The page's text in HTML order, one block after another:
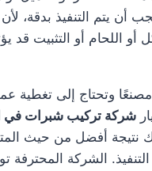
أن يتم التنفيذ بدقة،
اللحام أو التثبيت قد
وتحتاج إلى تغطية
شركة تركيب شبرات في
أفضل من حيث
الشركة المحترفة